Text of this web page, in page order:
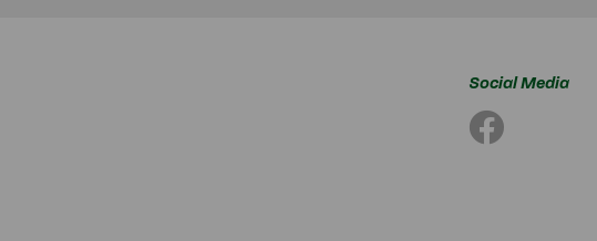
Social Media